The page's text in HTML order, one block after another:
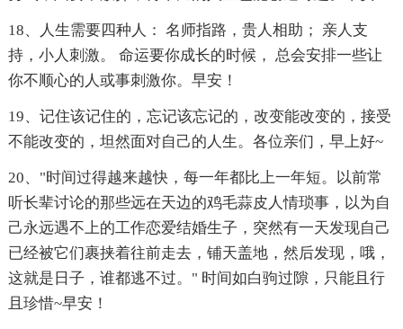
18、人生需要四种人： 名师指路，贵人相助； 亲人支
持，小人刺激。 命运要你成长的时候， 总会安排一些让
你不顺心的人或事刺激你。早安！
19、记住该记住的，忘记该忘记的，改变能改变的，接受
不能改变的，坦然面对自己的人生。各位亲们，早上好~
20、"时间过得越来越快，每一年都比上一年短。以前常
听长辈讨论的那些远在天边的鸡毛蒜皮人情琐事，以为自
己永远遇不上的工作恋爱结婚生子，突然有一天发现自己
已经被它们裹挟着往前走去，铺天盖地，然后发现，哦，
这就是日子，谁都逃不过。" 时间如白驹过隙，只能且行
且珍惜~早安！